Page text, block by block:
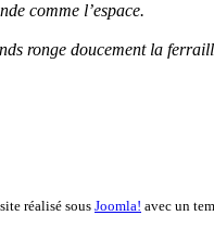
comme l’espace.
ronge doucement la
réalisé sous Joomla! avec un